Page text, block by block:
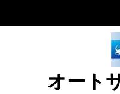
オート